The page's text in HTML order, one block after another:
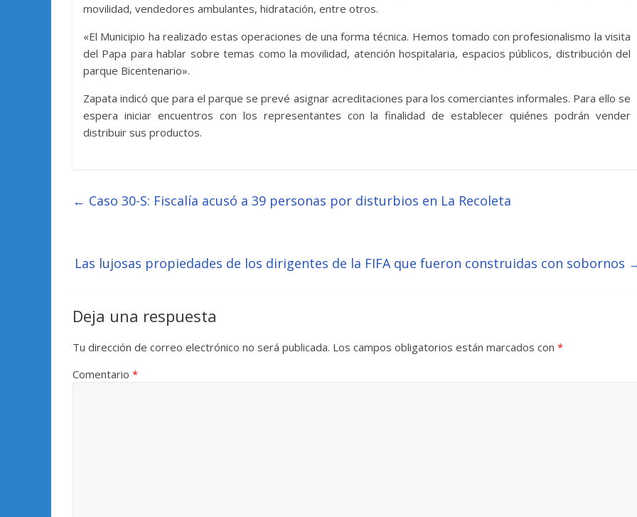
movilidad, vendedores ambulantes, hidratación, entre otros.
«El Municipio ha realizado estas operaciones de una forma técnica. Hemos tomado con profesionalismo la visita
del Papa para hablar sobre temas como la movilidad, atención hospitalaria, espacios públicos, distribución del
parque Bicentenario».
Zapata indicó que para el parque se prevé asignar acreditaciones para los comerciantes informales. Para ello se
espera iniciar encuentros con los representantes con la finalidad de establecer quiénes podrán vender
distribuir sus productos.
← Caso 30-S: Fiscalía acusó a 39 personas por disturbios en La Recoleta
Las lujosas propiedades de los dirigentes de la FIFA que fueron construidas con sobornos
Deja una respuesta
Tu dirección de correo electrónico no será publicada. Los campos obligatorios están marcados con *
Comentario *